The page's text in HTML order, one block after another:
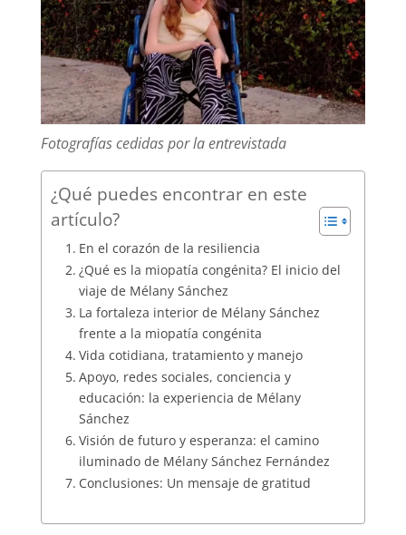
Fotografías cedidas por la entrevistada
¿Qué puedes encontrar en este
artículo?
En el corazón de la resiliencia
¿Qué es la miopatía congénita? El inicio del
viaje de Mélany Sánchez
La fortaleza interior de Mélany Sánchez
frente a la miopatía congénita
Vida cotidiana, tratamiento y manejo
Apoyo, redes sociales, conciencia y
educación: la experiencia de Mélany
Sánchez
Visión de futuro y esperanza: el camino
iluminado de Mélany Sánchez Fernández
Conclusiones: Un mensaje de gratitud